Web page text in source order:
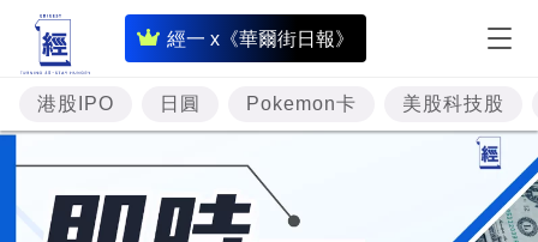
經一 x《華爾街日報》
即
時
財
經
專
題
港股IPO 日圓 Pokemon卡 美股科技股